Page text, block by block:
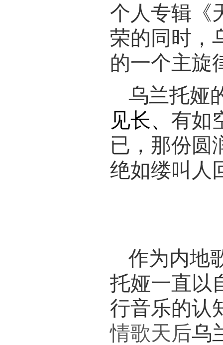
个人专辑《
荣的同时，
的一个主旋
乌兰托娅
见长、 有如
已，那份圆
绝如缕叫人
作为内地
托娅一直以
行音乐的认
情歌天后乌